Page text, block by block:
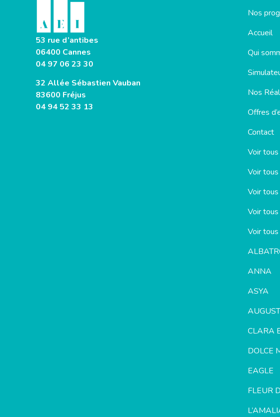
53 rue d’antibes
06400 Cannes
04 97 06 23 30
32 Allée Sébastien Vauban
83600 Fréjus
04 94 52 33 13
Nos
Accueil
Qui
Nos
Offres
Contact
Voir
Voir
Voir
Voir
Voir
ANNA
ASYA
CLARA
DOLCE
EAGLE
FLEUR